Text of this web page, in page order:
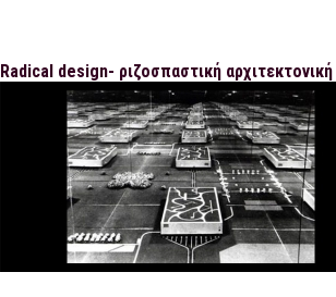
Radical design- ριζοσπαστική αρχιτεκτονική